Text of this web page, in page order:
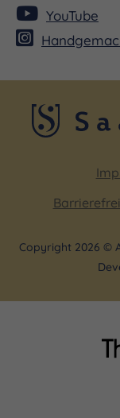
YouTube
Copyright 2026 ©